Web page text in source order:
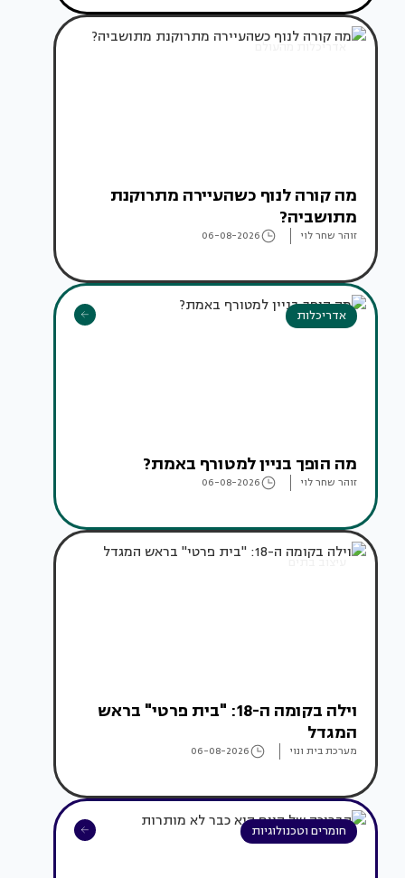
אדריכלות מהעולם
מה קורה לנוף כשהעיירה מתרוקנת
מתושביה?
זוהר שחר לוי 06-08-2026
אדריכלות
מה הופך בניין למטורף באמת?
זוהר שחר לוי 06-08-2026
עיצוב בתים
וילה בקומה ה-18: "בית פרטי" בראש
המגדל
מערכת בית ונוי 06-08-2026
חומרים וטכנולוגיות